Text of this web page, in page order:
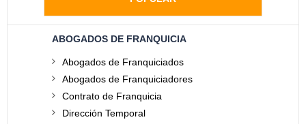
ABOGADOS DE FRANQUICIA
Abogados de Franquiciados
Abogados de Franquiciadores
Contrato de Franquicia
Dirección Temporal